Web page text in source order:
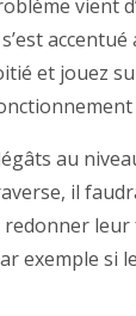
vient
accentué
et jouez
au
il
redonner
exemple si